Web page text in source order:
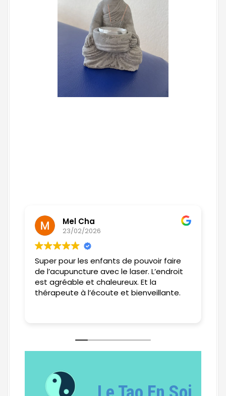
Mel Cha
23/02/2026
Super pour les enfants de pouvoir faire
de l’acupuncture avec le laser. L’endroit
est agréable et chaleureux. Et la
thérapeute à l’écoute et bienveillante.